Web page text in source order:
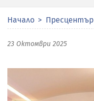
Начало Пресцентър
23 Октомври 2025